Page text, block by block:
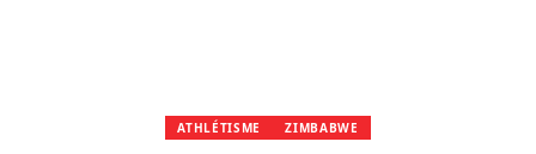
ATHLÉTISME ZIMBABWE